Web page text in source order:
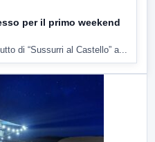
per il primo weekend
di “Sussurri al Castello” a...